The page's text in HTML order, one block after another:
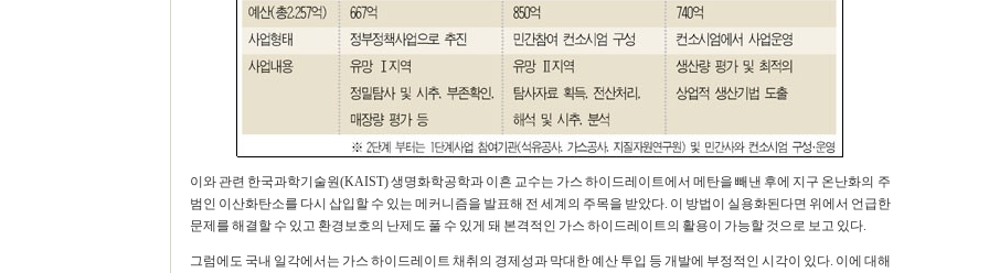
이와 관련 한국과학기술원(KAIST) 생명화학공학과 이흔 교수는 가스 하이드레이트에서 메탄을 빼낸 후에 지구 온난화의 주
범인 이산화탄소를 다시 삽입할 수 있는 메커니즘을 발표해 전 세계의 주목을 받았다. 이 방법이 실용화된다면 위에서 언급한
문제를 해결할 수 있고 환경보호의 난제도 풀 수 있게 돼 본격적인 가스 하이드레이트의 활용이 가능할 것으로 보고 있다.
그럼에도 국내 일각에서는 가스 하이드레이트 채취의 경제성과 막대한 예산 투입 등 개발에 부정적인 시각이 있다. 이에 대해